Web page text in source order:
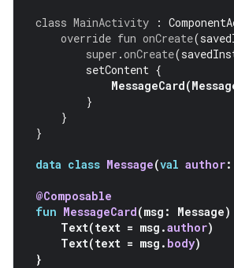
class MainActivity :
override fun onCreate(
super .onCreate(
setContent {
MessageCard(
}
}
}
data class Message(val author:
@Composable
fun MessageCard(msg : Message)
Text(text = msg .author)
Text(text = msg . body)
}